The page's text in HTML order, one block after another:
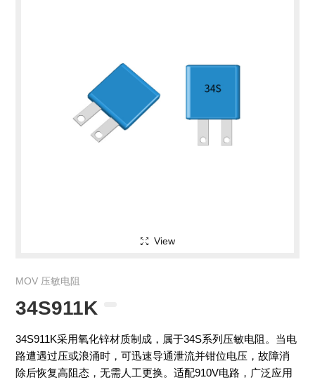
View
MOV 压敏电阻
34S911K
34S911K采用氧化锌材质制成，属于34S系列压敏电阻。当电
路遭遇过压或浪涌时，可迅速导通泄流并钳位电压，故障消
除后恢复高阻态，无需人工更换。适配910V电路，广泛应用